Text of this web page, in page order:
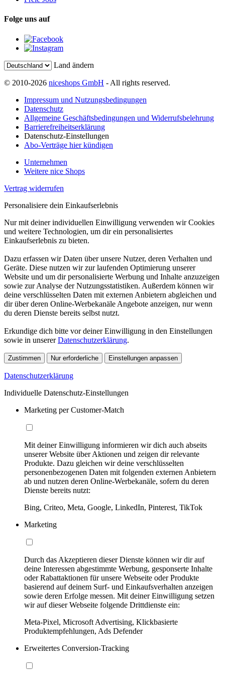
Folge uns auf
Land ändern
© 2010-2026 niceshops GmbH - All rights reserved.
Impressum und Nutzungsbedingungen
Datenschutz
Allgemeine Geschäftsbedingungen und Widerrufsbelehrung
Barrierefreiheitserklärung
Datenschutz-Einstellungen
Abo-Verträge hier kündigen
Unternehmen
Weitere nice Shops
Vertrag widerrufen
Personalisiere dein Einkaufserlebnis
Nur mit deiner individuellen Einwilligung verwenden wir Cookies
und weitere Technologien, um dir ein personalisiertes
Einkaufserlebnis zu bieten.
Dazu erfassen wir Daten über unsere Nutzer, deren Verhalten und
Geräte. Diese nutzen wir zur laufenden Optimierung unserer
Website und um dir personalisierte Werbung und Inhalte anzuzeigen
sowie zur Analyse der Nutzungsstatistiken. Außerdem können wir
deine verschlüsselten Daten mit externen Anbietern abgleichen und
dir über deren Online-Werbekanäle Angebote anzeigen, nur wenn
du deren Dienste bereits selbst nutzt.
Erkundige dich bitte vor deiner Einwilligung in den Einstellungen
sowie in unsererDatenschutzerklärung.
Zustimmen Nur erforderliche Einstellungen anpassen
Datenschutzerklärung
Individuelle Datenschutz-Einstellungen
Marketing per Customer-Match
Mit deiner Einwilligung informieren wir dich auch abseits
unserer Website über Aktionen und zeigen dir relevante
Produkte. Dazu gleichen wir deine verschlüsselten
personenbezogenen Daten mit folgenden externen Anbietern
ab und nutzen deren Online-Werbekanäle, sofern du deren
Dienste bereits nutzt:
Bing, Criteo, Meta, Google, LinkedIn, Pinterest, TikTok
Marketing
Durch das Akzeptieren dieser Dienste können wir dir auf
deine Interessen abgestimmte Werbung, gesponserte Inhalte
oder Rabattaktionen für unsere Webseite oder Produkte
basierend auf deinem Surf- und Einkaufsverhalten anzeigen
sowie deren Erfolge messen. Mit deiner Einwilligung setzen
wir auf dieser Webseite folgende Drittdienste ein:
Meta-Pixel, Microsoft Advertising, Klickbasierte
Produktempfehlungen, Ads Defender
Erweitertes Conversion-Tracking